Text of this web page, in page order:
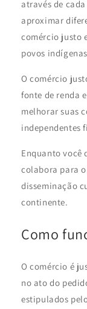
através de
aproximar
comércio justo
povos
O comércio
fonte de renda
melhorar suas
independentes
Enquanto você
colabora para
disseminação
continente.
Como
O comércio é
no ato do
estipulados